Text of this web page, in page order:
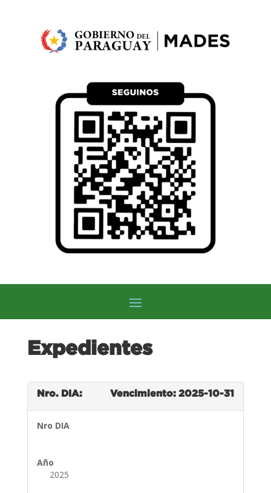
Expedientes
Nro. DIA: Vencimiento: 2025-10-31
Nro DIA
Año
2025